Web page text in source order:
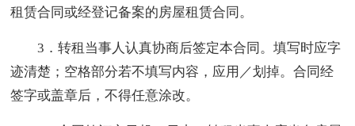
租赁合同或经登记备案的房屋租赁合同。
3．转租当事人认真协商后签定本合同。填写时应字
迹清楚；空格部分若不填写内容，应用／划掉。合同经
签字或盖章后，不得任意涂改。